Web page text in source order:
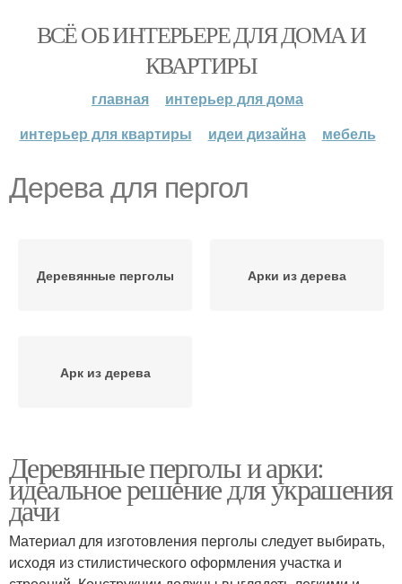
ВСЁ ОБ ИНТЕРЬЕРЕ ДЛЯ ДОМА И
КВАРТИРЫ
главная
интерьер для дома
интерьер для квартиры
идеи дизайна мебель
Дерева для пергол
Деревянные перголы Арки из дерева
Арк из дерева
Деревянные перголы и арки:
идеальное решение для украшения
дачи
Материал для изготовления перголы следует выбирать,
исходя из стилистического оформления участка и